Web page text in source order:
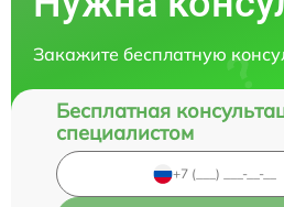
Закажите бесплатную
Бесплатная
специалистом